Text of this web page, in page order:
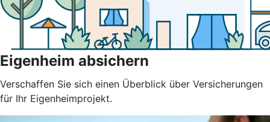
Eigenheim absichern
Verschaffen Sie sich einen Überblick über Versicherungen
für Ihr Eigenheimprojekt.